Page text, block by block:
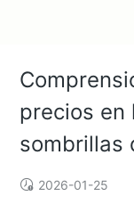
precios en
sombrillas
2026-01-25